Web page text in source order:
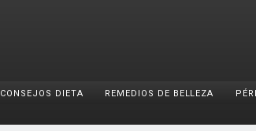
CONSEJOS DIETA REMEDIOS DE BELLEZA